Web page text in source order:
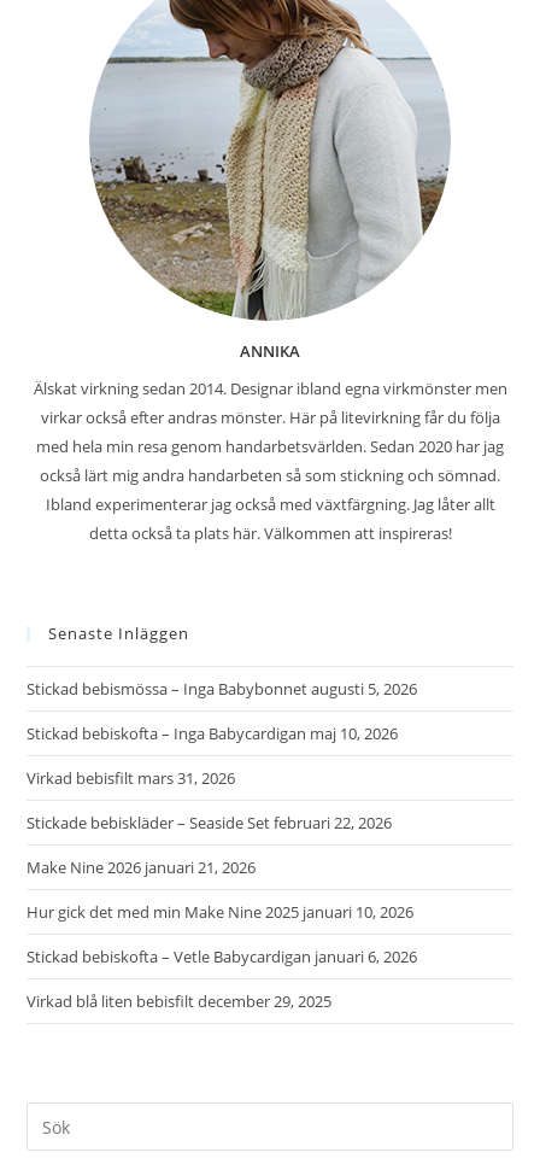
ANNIKA
Älskat virkning sedan 2014. Designar ibland egna virkmönster men
virkar också efter andras mönster. Här på litevirkning får du följa
med hela min resa genom handarbetsvärlden. Sedan 2020 har jag
också lärt mig andra handarbeten så som stickning och sömnad.
Ibland experimenterar jag också med växtfärgning. Jag låter allt
detta också ta plats här. Välkommen att inspireras!
Senaste Inläggen
Stickad bebismössa – Inga Babybonnetaugusti 5, 2026
Stickad bebiskofta – Inga Babycardigan maj 10, 2026
Virkad bebisfilt mars 31, 2026
Stickade bebiskläder – Seaside Setfebruari 22, 2026
Make Nine 2026 januari 21, 2026
Hur gick det med min Make Nine 2025 januari 10, 2026
Stickad bebiskofta – Vetle Babycardigan januari 6, 2026
Virkad blå liten bebisfiltdecember 29, 2025